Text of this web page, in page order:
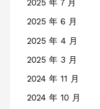
2025 年 7 月
2025 年 6 月
2025 年 4 月
2025 年 3 月
2024 年 11 月
2024 年 10 月